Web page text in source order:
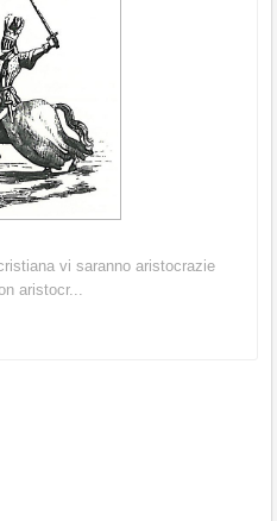
vi saranno aristocrazie
aristocr...